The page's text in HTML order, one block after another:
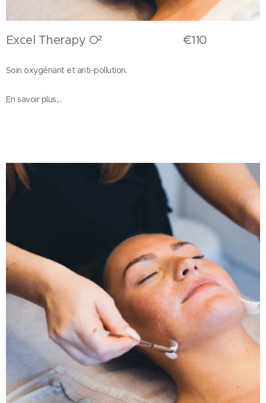
Excel Therapy O² €110
Soin oxygénant et anti-pollution.
En savoir plus,...